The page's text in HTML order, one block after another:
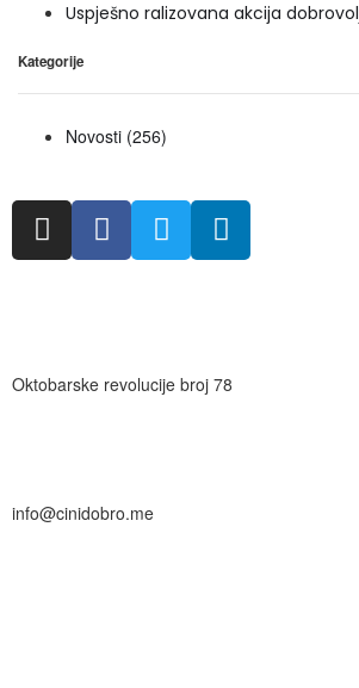
Uspješno ralizovana akcija
Kategorije
Novosti (256)
Oktobarske revolucije broj 78
info@cinidobro.me